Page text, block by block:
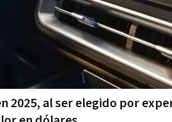
2025, al ser elegido por